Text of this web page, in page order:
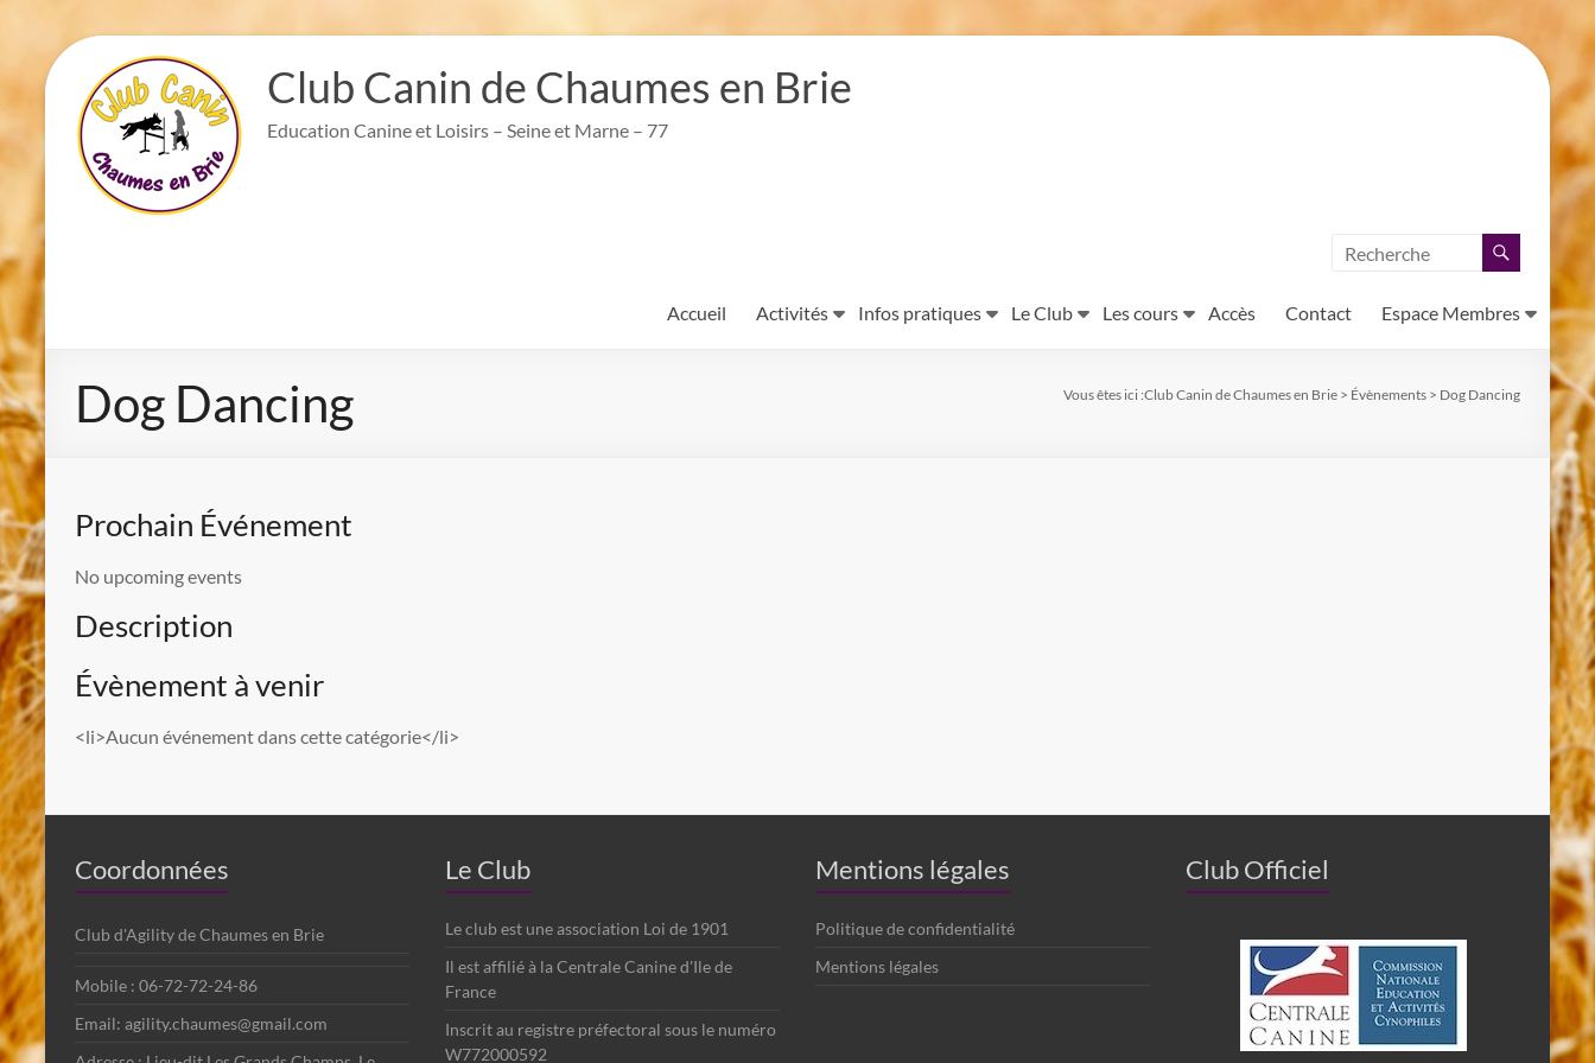
Aller
au
contenu
Club Canin de Chaumes en Brie
Education Canine et Loisirs – Seine et Marne – 77
Accueil Activités Infos pratiques Le Club Les cours Accès Contact Espace Membres
Dog Dancing Vous êtes ici :Club Canin de Chaumes en Brie > Évènements > Dog Dancing
Prochain Événement
No upcoming events
Description
Évènement à venir
<li>Aucun événement dans cette catégorie</li>
Coordonnées
Club d'Agility de Chaumes en Brie
Mobile : 06-72-72-24-86
Email: agility.chaumes@gmail.com
Le Club
Le club est une association Loi de 1901
Il est affilié à la Centrale Canine d'Ile de
France
Inscrit au registre préfectoral sous le numéro
W772000592
Mentions légales
Politique de confidentialité
Mentions légales
Club Officiel